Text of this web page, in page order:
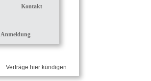
Kontakt
Anmeldung
Verträge hier kündigen